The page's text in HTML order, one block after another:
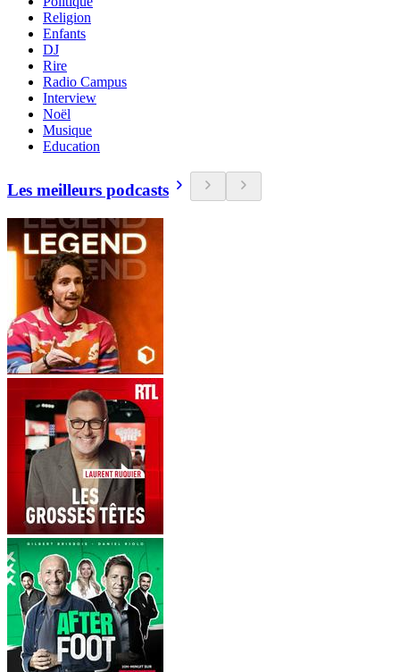
Religion
Enfants
DJ
Rire
Radio Campus
Interview
Noël
Musique
Education
Les meilleurs podcasts